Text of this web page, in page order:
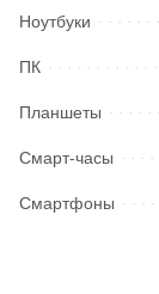
Ноутбуки
ПК
Планшеты
Смарт-часы
Смартфоны